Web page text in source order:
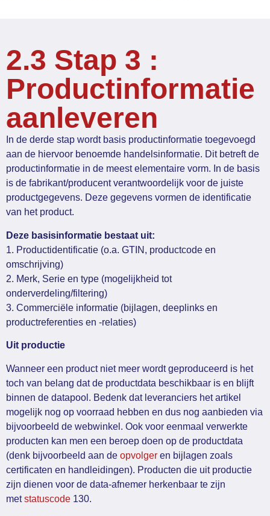
2.3 Stap 3 :
Productinformatie
aanleveren
In de derde stap wordt basis productinformatie toegevoegd
aan de hiervoor benoemde handelsinformatie. Dit betreft de
productinformatie in de meest elementaire vorm. In de basis
is de fabrikant/producent verantwoordelijk voor de juiste
productgegevens. Deze gegevens vormen de identificatie
van het product.
Deze basisinformatie bestaat uit:
1. Productidentificatie (o.a. GTIN, productcode en
omschrijving)
2. Merk, Serie en type (mogelijkheid tot
onderverdeling/filtering)
3. Commerciële informatie (bijlagen, deeplinks en
productreferenties en -relaties)
Uit productie
Wanneer een product niet meer wordt geproduceerd is het
toch van belang dat de productdata beschikbaar is en blijft
binnen de datapool. Bedenk dat leveranciers het artikel
mogelijk nog op voorraad hebben en dus nog aanbieden via
bijvoorbeeld de webwinkel. Ook voor eenmaal verwerkte
producten kan men een beroep doen op de productdata
(denk bijvoorbeeld aan de opvolger en bijlagen zoals
certificaten en handleidingen). Producten die uit productie
zijn dienen voor de data-afnemer herkenbaar te zijn
metstatuscode 130.